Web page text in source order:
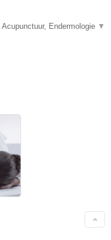
Endermologie ▼